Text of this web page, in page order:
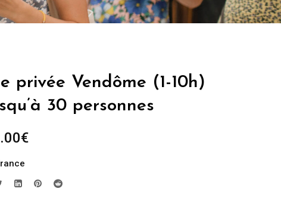
privée Vendôme (1-10h)
30 personnes
€